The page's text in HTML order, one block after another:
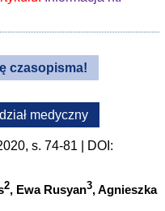
czasopisma!
medyczny
s. 74-81 | DOI:
2, Ewa Rusyan3, Agnieszka